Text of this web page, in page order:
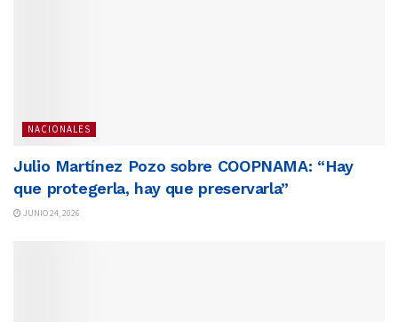
NACIONALES
Julio Martínez Pozo sobre COOPNAMA: “Hay
que protegerla, hay que preservarla”
JUNIO 24, 2026